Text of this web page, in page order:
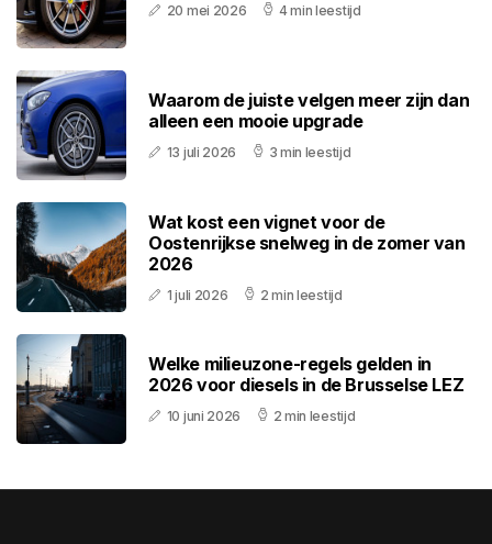
20 mei 2026 4 min leestijd
Waarom de juiste velgen meer zijn dan
alleen een mooie upgrade
13 juli 2026 3 min leestijd
Wat kost een vignet voor de
Oostenrijkse snelweg in de zomer van
2026
1 juli 2026 2 min leestijd
Welke milieuzone-regels gelden in
2026 voor diesels in de Brusselse LEZ
10 juni 2026 2 min leestijd